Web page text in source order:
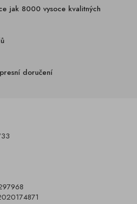
jak 8000 vysoce kvalitných
doručení